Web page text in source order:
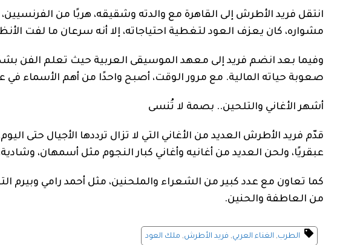
انتقل فريد الأطرش إلى القاهرة مع والدته وشقيقه، هربًا من الفرنسيين،
مشواره، كان يعزف العود لتغطية احتياجاته، إلا أنه سرعان ما لفت
وفيما بعد انضم فريد إلى معهد الموسيقى العربية حيث تعلم الفن
صعوبة حياته المالية. مع مرور الوقت، أصبح واحدًا من أهم الأسماء في
أشهر الأغاني والتلحين.. بصمة لا تُنسى
قدّم فريد الأطرش العديد من الأغاني التي لا تزال ترددها الأجيال حتى
عبقريًا، ولحن العديد من أغانيه وأغاني كبار النجوم مثل أسمهان، وشادية،
كما تعاون مع عدد كبير من الشعراء والملحنين، مثل أحمد رامي
من العاطفة والحنين.
الطرب, الغناء العربي, فريد الأطرش, ملك العود